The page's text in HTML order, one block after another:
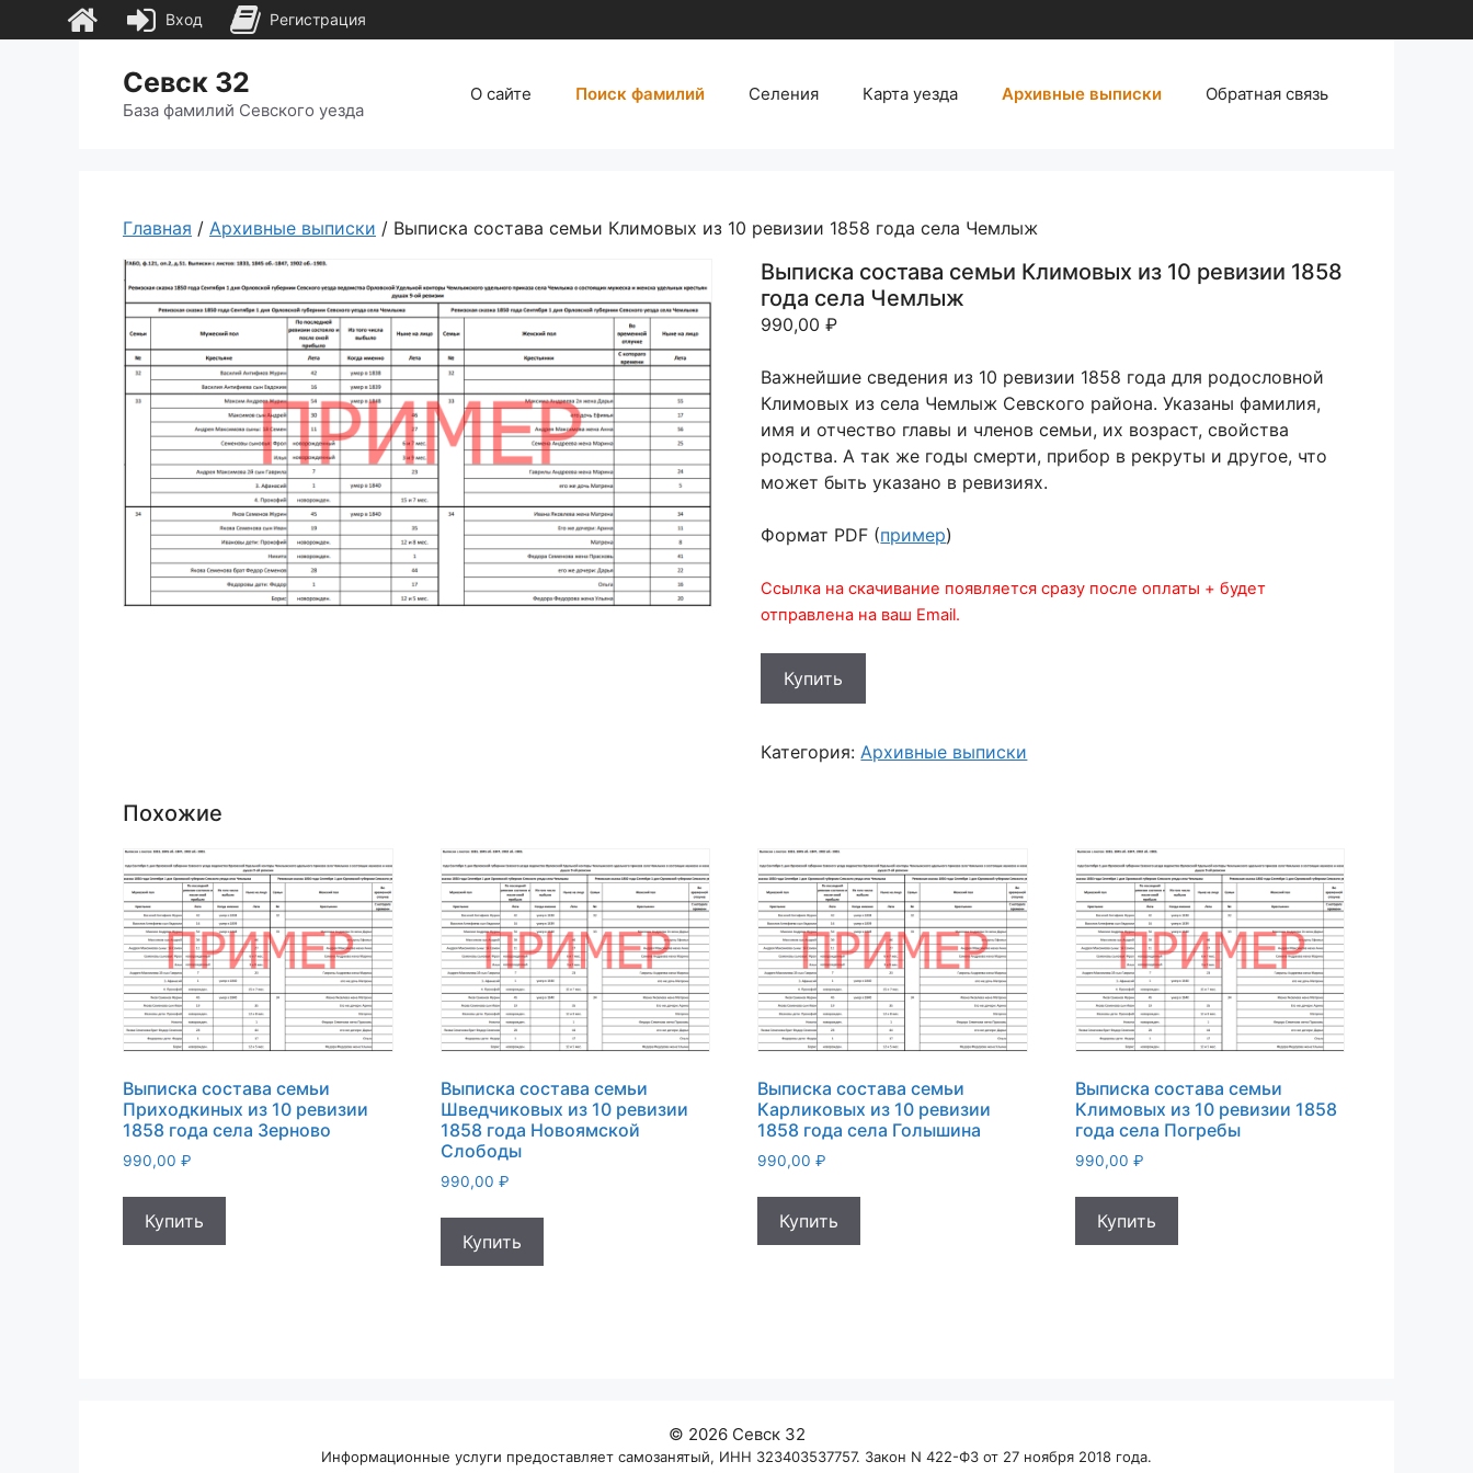
Севск 32
База фамилий Севского уезда
О сайте Поиск фамилий Селения Карта уезда Архивные выписки Обратная связь
Главная / Архивные выписки / Выписка состава семьи Климовых из 10 ревизии 1858 года села Чемлыж
Выписка состава семьи Климовых из 10 ревизии 1858
года села Чемлыж
990,00₽
Важнейшие сведения из 10 ревизии 1858 года для родословной
Климовых из села Чемлыж Севского района. Указаны фамилия,
имя и отчество главы и членов семьи, их возраст, свойства
родства. А так же годы смерти, прибор в рекруты и другое, что
может быть указано в ревизиях.
Формат PDF (пример)
Ссылка на скачивание появляется сразу после оплаты + будет
отправлена на ваш Email.
товара
состава
10
ревизии
1858
года
села
Чемлыж
Купить
Категория:Архивные выписки
Похожие
Выписка состава семьи
Приходкиных из 10 ревизии
1858 года села Зерново
990,00 ₽
Купить
Выписка состава семьи
Шведчиковых из 10 ревизии
1858 года Новоямской
Слободы
990,00 ₽
Купить
Выписка состава семьи
Карликовых из 10 ревизии
1858 года села Голышина
990,00 ₽
Купить
Выписка состава семьи
Климовых из 10 ревизии 1858
года села Погребы
990,00 ₽
Купить
© 2026 Севск 32
Информационные услуги предоставляет самозанятый, ИНН 323403537757. Закон N 422-ФЗ от 27 ноября 2018 года.
Вход Регистрация